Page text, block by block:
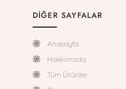
DIĞER SAYFALAR
Anasayfa
Hakkımızda
Tüm Ürünler